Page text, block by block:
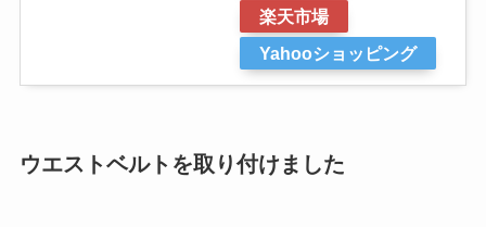
楽天市場
Yahooショッピング
ウエストベルトを取り付けました